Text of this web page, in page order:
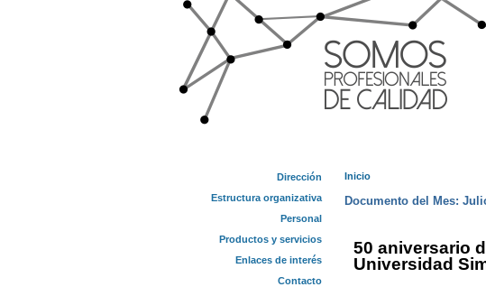
Se encuentra
Inicio
Documento del Mes:
50 aniversario
Universidad
Dirección
Estructura organizativa
Personal
Productos y servicios
Enlaces de interés
Contacto